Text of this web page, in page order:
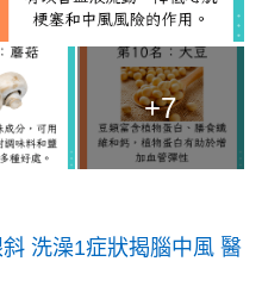
+7
洗澡1症狀揭腦中風 醫